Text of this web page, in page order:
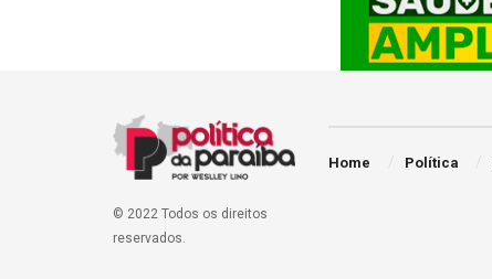
© 2022 Todos os direitos
reservados.
Home Política